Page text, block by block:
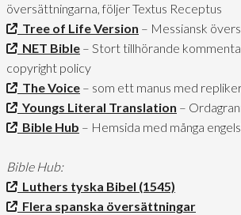
översättningarna, följer Textus Receptus
Tree of Life Version – Messiansk
NET Bible – Stort tillhörande
copyright policy
The Voice – som ett manus med
Youngs Literal Translation –
Bible Hub – Hemsida med många
Bible Hub:
Luthers tyska Bibel (1545)
Flera spanska översättningar